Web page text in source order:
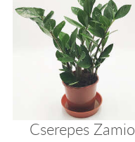
Cserepes Zamio